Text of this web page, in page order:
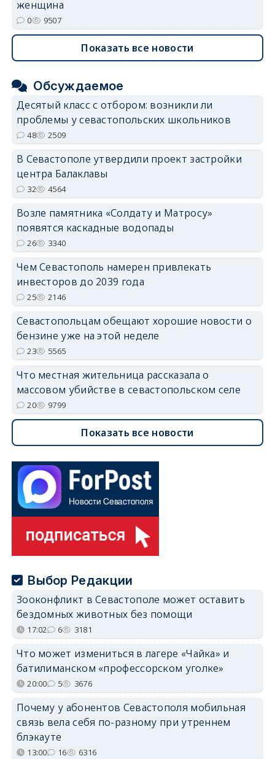
женщина
0 9507
Показать все новости
Обсуждаемое
Десятый класс с отбором: возникли ли
проблемы у севастопольских школьников
48 2509
В Севастополе утвердили проект застройки
центра Балаклавы
32 4564
Возле памятника «Солдату и Матросу»
появятся каскадные водопады
26 3340
Чем Севастополь намерен привлекать
инвесторов до 2039 года
25 2146
Севастопольцам обещают хорошие новости о
бензине уже на этой неделе
23 5565
Что местная жительница рассказала о
массовом убийстве в севастопольском селе
20 9799
Показать все новости
Выбор Редакции
Зооконфликт в Севастополе может оставить
бездомных животных без помощи
17:02 6 3181
Что может измениться в лагере «Чайка» и
батилиманском «профессорском уголке»
20:00 5 3676
Почему у абонентов Севастополя мобильная
связь вела себя по-разному при утреннем
блэкауте
13:00 16 6316